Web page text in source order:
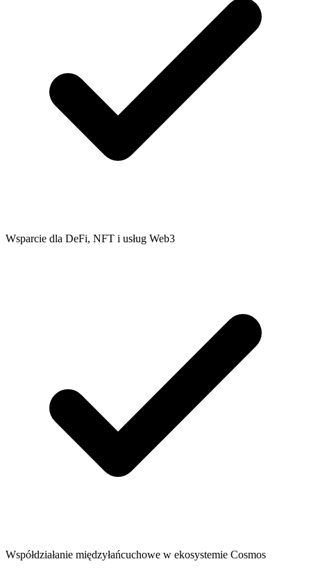
Wsparcie dla DeFi, NFT i usług Web3
Współdziałanie międzyłańcuchowe w ekosystemie Cosmos